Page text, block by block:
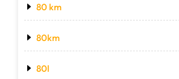
80 km
80km
80l